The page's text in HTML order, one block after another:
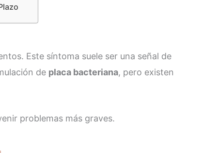
Este síntoma suele ser una señal de
de placa bacteriana, pero existen
problemas más graves.